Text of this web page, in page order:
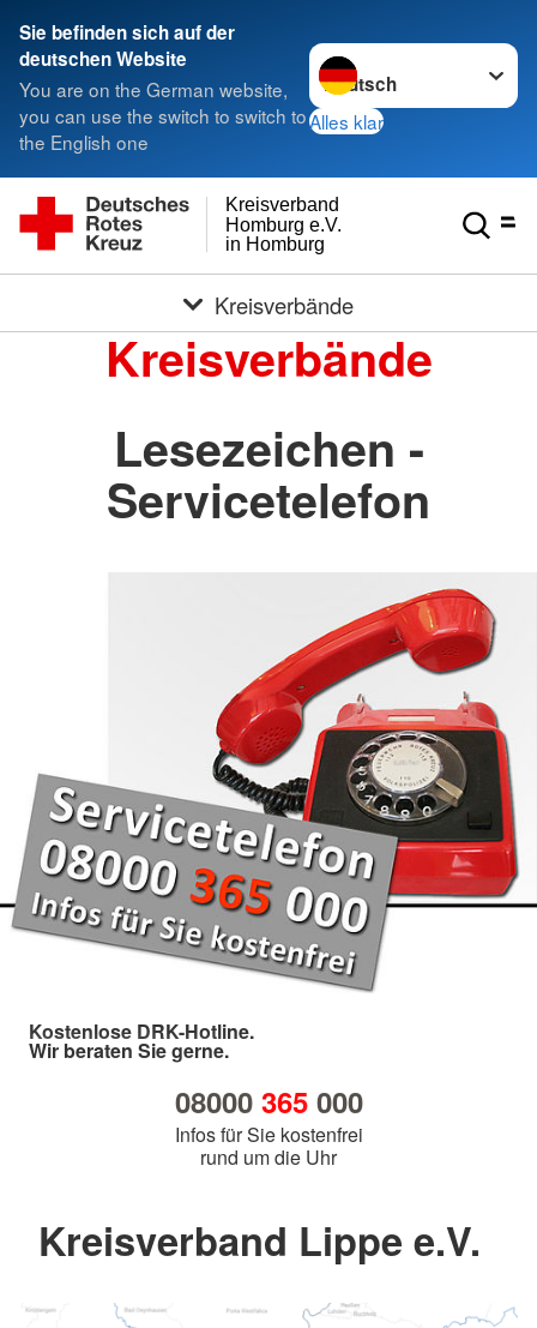
Sie befinden sich auf der
deutschen Website
You are on the German website,
you can use the switch to switch to
the English one
Sprache wechseln zu
Alles klar
in Homburg
Homburg e.V.
Kreisverband
Kreisverbände
Kreisverbände
Lesezeichen -
Servicetelefon
Kostenlose DRK-Hotline.
Wir beraten Sie gerne.
08000 365000
Infos für Sie kostenfrei
rund um die Uhr
Kreisverband Lippe e.V.